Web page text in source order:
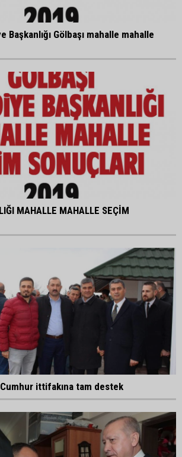
Başkanlığı Gölbaşı mahalle mahalle
MAHALLE MAHALLE SEÇİM
ittifakına tam destek